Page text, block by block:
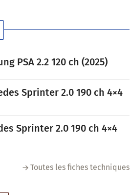
PSA 2.2 120 ch (2025)
Sprinter 2.0 190 ch 4×4
Sprinter 2.0 190 ch 4×4
Toutes les fiches techniques